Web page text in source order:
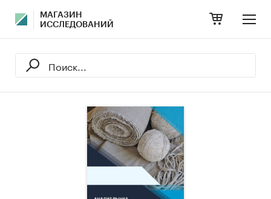
МАГАЗИН
ИССЛЕДОВАНИЙ